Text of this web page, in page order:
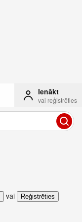
Ienākt
vai reģistrēties
vai Reģistrēties